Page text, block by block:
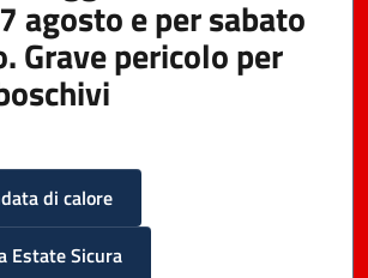
agosto e per sabato
Grave pericolo per
di calore
Estate Sicura